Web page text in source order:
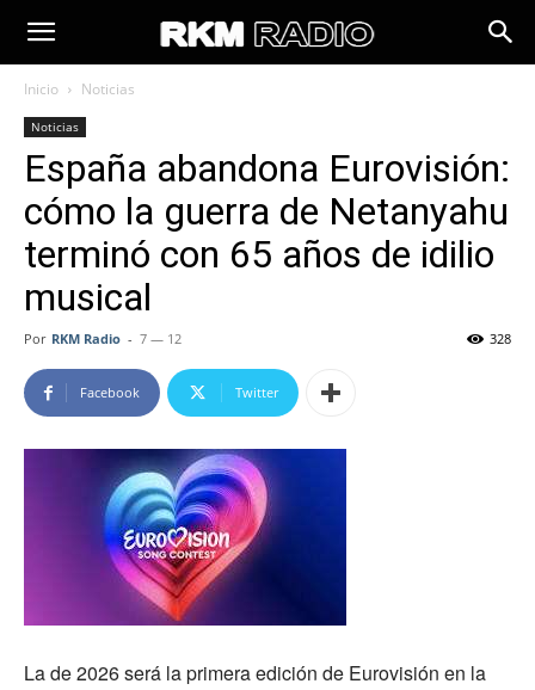
Inicio Noticias
Noticias
España abandona Eurovisión:
cómo la guerra de Netanyahu
terminó con 65 años de idilio
musical
Por RKM Radio - 7 — 12 328
Facebook Twitter
La de 2026 será la primera edición de Eurovisión en la